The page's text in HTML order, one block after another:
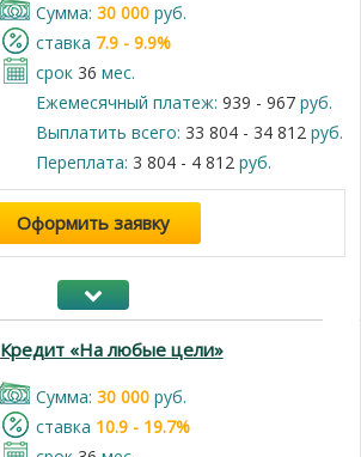
Cумма: 30 000руб.
cтавка 7.9 - 9.9%
срок 36 мес.
Ежемесячный платеж: 939 - 967руб.
Выплатить всего: 33 804 - 34 812руб.
Переплата: 3 804 - 4 812руб.
Оформить заявку
Кредит «На любые цели»
Cумма: 30 000руб.
cтавка 10.9 - 19.7%